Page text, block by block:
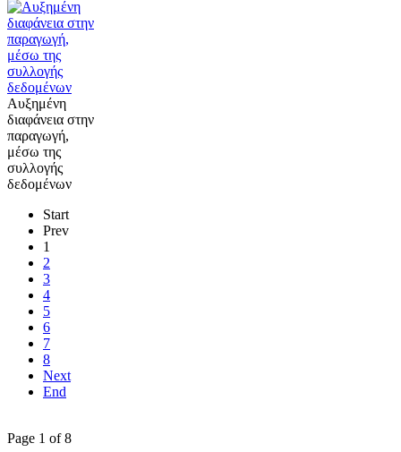
Αυξημένη
διαφάνεια στην
παραγωγή,
μέσω της
συλλογής
δεδομένων
Start
Prev
1
2
3
4
5
6
7
8
Next
End
Page 1 of 8